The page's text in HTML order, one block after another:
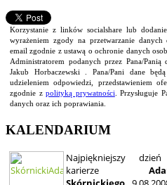
Korzystanie z linków socialshare lub
wyrażeniem zgody na przetwarzanie
email zgodnie z ustawą o ochronie danych
Administratorem podanych przez Pana/
Jakub Horbaczewski . Pana/Pani dane
udzieleniem odpowiedzi, przedstawieniem
zgodnie zpolityką prywatności . Przysługuje
danych oraz ich poprawiania.
KALENDARIUM